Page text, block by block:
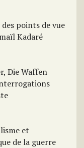
points de vue
Kadaré
Die Waffen
et
de la guerre